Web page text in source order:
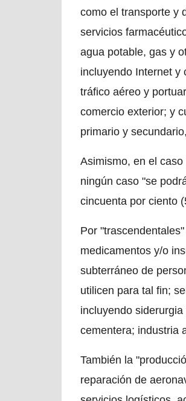
como el transporte y
servicios
agua potable, gas y
incluyendo Internet y
tráfico aéreo y
comercio exterior; y
primario y
Asimismo, en el
ningún caso "se
cincuenta por ciento
Por
medicamentos y/o
subterráneo de
utilicen para tal fin;
incluyendo
cementera; industria
También la
reparación de